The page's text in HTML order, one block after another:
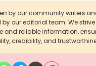
by our community writers
our editorial team. We
and reliable information,
credibility, and